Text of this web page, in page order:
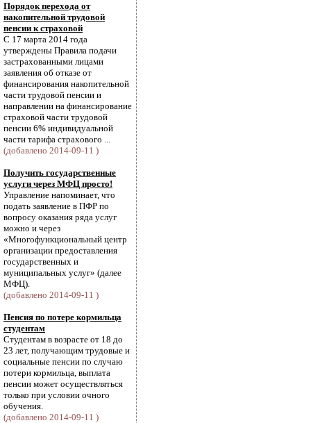
Порядок перехода от
накопительной трудовой
пенсии к страховой
С 17 марта 2014 года
утверждены Правила подачи
застрахованными лицами
заявления об отказе от
финансирования накопительной
части трудовой пенсии и
направлении на финансирование
страховой части трудовой
пенсии 6% индивидуальной
части тарифа страхового ...
(добавлено 2014-09-11 )
Получить государственные
услуги через МФЦ просто!
Управление напоминает, что
подать заявление в ПФР по
вопросу оказания ряда услуг
можно и через
«Многофункциональный центр
организации предоставления
государственных и
муниципальных услуг» (далее
МФЦ).
(добавлено 2014-09-11 )
Пенсия по потере кормильца
студентам
Студентам в возрасте от 18 до
23 лет, получающим трудовые и
социальные пенсии по случаю
потери кормильца, выплата
пенсии может осуществляться
только при условии очного
обучения.
(добавлено 2014-09-11 )